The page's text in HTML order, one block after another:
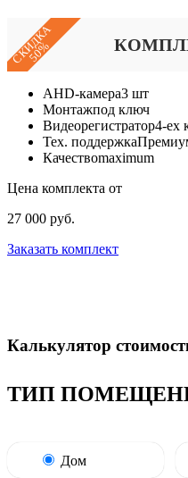
СКИДКА
50%
AHD-камера3 шт
Монтажпод ключ
Видеорегистратор4-ех
Тех. поддержка
Качествоmaximum
Цена комплекта от
27 000 руб.
Заказать комплект
Калькулятор
ТИП
Дом